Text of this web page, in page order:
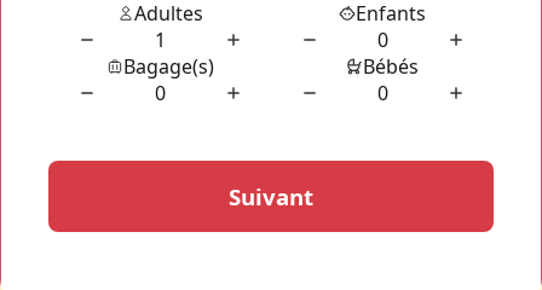
Paris
Il n'est pas toujours évident de se déplacer dansParisavec